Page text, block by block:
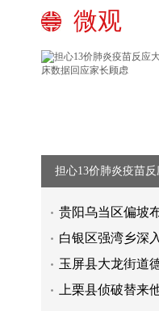
微观
担心13价肺炎疫苗
贵阳乌当区偏坡
白银区强湾乡深
玉屏县大龙街道
上栗县侦破替来